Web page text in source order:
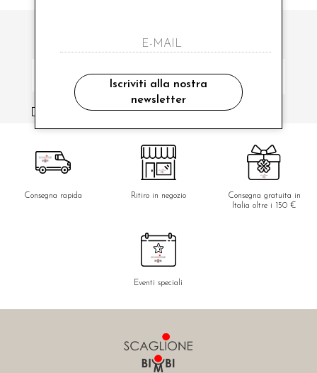
ISCRIVITI ALLA NOSTRA NEWSLETTER
ho letto ed accettato le condizioni sulla privacy.
Consegna rapida Ritiro in negozio
Consegna gratuita in
Italia oltre i 150 €
Eventi speciali
Iscriviti alla nostra
newsletter